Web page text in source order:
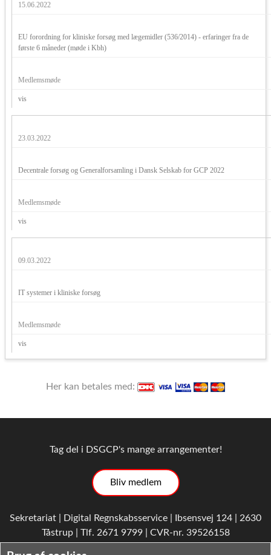
15.06.2022
EU forordning for kliniske forsøg med lægemidler (536/2014) - erfaringer fra de
første 6 måneder (møde i Kbh)
Medlemsmøde
vis
23.03.2022
Decentrale forsøg og Generalforsamling i Dansk Selskab for GCP 2022
Medlemsmøde
vis
09.03.2022
IT systemer i kliniske forsøg
Medlemsmøde
vis
Her kan betales med:
Tag del i DSGCP's mange arrangementer!
Bliv medlem
Sekretariat | Digital Regnskabsservice | Ibsensvej 124 | 2630
Tåstrup | Tlf. 2671 9799 | CVR-nr. 39526158